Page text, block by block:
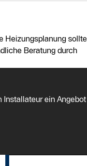
Heizungsplanung sollte
Beratung durch
Installateur ein Angebot